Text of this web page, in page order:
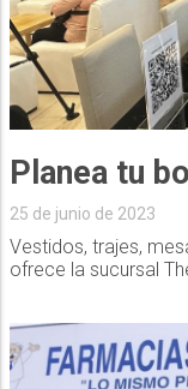
Planea tu
25 de junio de 2023
Vestidos, trajes,
ofrece la sucursal